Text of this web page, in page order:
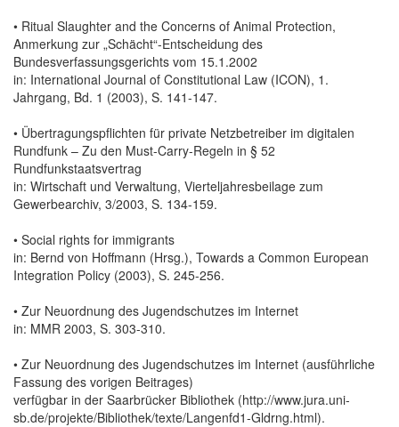
• Ritual Slaughter and the Concerns of Animal Protection,
Anmerkung zur „Schächt“-Entscheidung des
Bundesverfassungsgerichts vom 15.1.2002
in: International Journal of Constitutional Law (ICON), 1.
Jahrgang, Bd. 1 (2003), S. 141-147.
• Übertragungspflichten für private Netzbetreiber im digitalen
Rundfunk – Zu den Must-Carry-Regeln in § 52
Rundfunkstaatsvertrag
in: Wirtschaft und Verwaltung, Vierteljahresbeilage zum
Gewerbearchiv, 3/2003, S. 134-159.
• Social rights for immigrants
in: Bernd von Hoffmann (Hrsg.), Towards a Common European
Integration Policy (2003), S. 245-256.
• Zur Neuordnung des Jugendschutzes im Internet
in: MMR 2003, S. 303-310.
• Zur Neuordnung des Jugendschutzes im Internet (ausführliche
Fassung des vorigen Beitrages)
verfügbar in der Saarbrücker Bibliothek (http://www.jura.uni-
sb.de/projekte/Bibliothek/texte/Langenfd1-Gldrng.html).